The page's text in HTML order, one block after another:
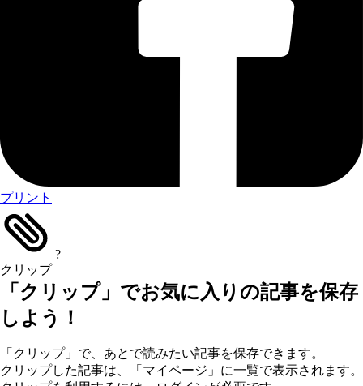
プリント
クリップ
?
「クリップ」でお気に入りの記事を保存
しよう！
「クリップ」で、あとで読みたい記事を保存できます。
クリップした記事は、「マイページ」に一覧で表示されます。